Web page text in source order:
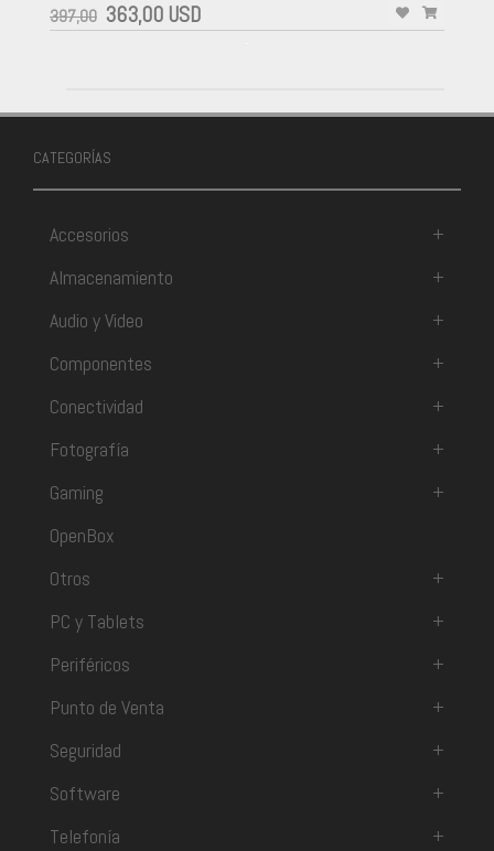
397,00 363,00 USD
CATEGORÍAS
Accesorios
+
Almacenamiento
+
Audio y Video
+
Componentes
+
Conectividad
+
Fotografía
+
Gaming
+
OpenBox
Otros
+
PC y Tablets
+
Periféricos
+
Punto de Venta
+
Seguridad
+
Software
+
Telefonía
+